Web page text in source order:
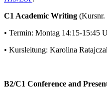
C1 Academic Writing (Kursnr.
• Termin: Montag 14:15-15:45
• Kursleitung: Karolina
B2/C1 Conference and